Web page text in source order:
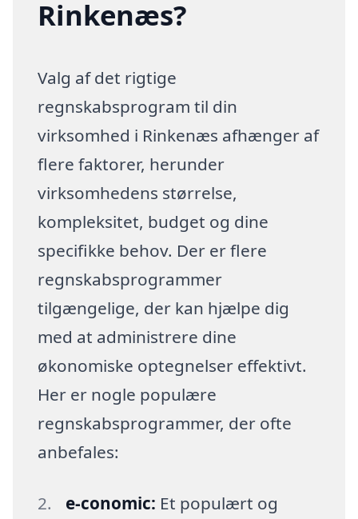
Rinkenæs?
Valg af det rigtige
regnskabsprogram til din
virksomhed i Rinkenæs afhænger af
flere faktorer, herunder
virksomhedens størrelse,
kompleksitet, budget og dine
specifikke behov. Der er flere
regnskabsprogrammer
tilgængelige, der kan hjælpe dig
med at administrere dine
økonomiske optegnelser effektivt.
Her er nogle populære
regnskabsprogrammer, der ofte
anbefales:
e-conomic: Et populært og